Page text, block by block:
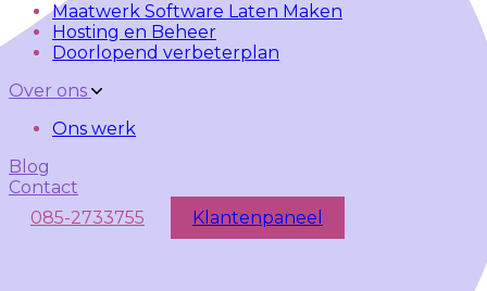
Maatwerk Software Laten Maken
Hosting en Beheer
Doorlopend verbeterplan
Over ons
Ons werk
Blog
Contact
085-2733755
Klantenpaneel